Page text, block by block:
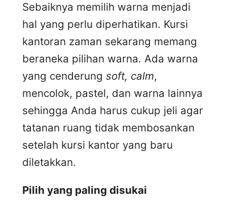
Sebaiknya memilih warna menjadi
hal yang perlu diperhatikan. Kursi
kantoran zaman sekarang memang
beraneka pilihan warna. Ada warna
yang cenderung soft, calm,
mencolok, pastel, dan warna lainnya
sehingga Anda harus cukup jeli agar
tatanan ruang tidak membosankan
setelah kursi kantor yang baru
diletakkan.
Pilih yang paling disukai